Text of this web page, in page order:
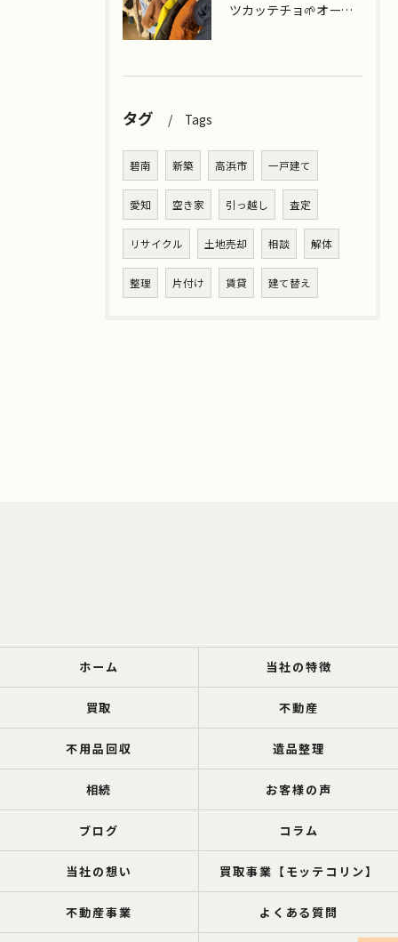
ツカッテチョ🌱オープンまであと少し💪
タグ Tags
碧南 新築 高浜市 一戸建て
愛知 空き家 引っ越し 査定
リサイクル 土地売却 相談 解体
整理 片付け 賃貸 建て替え
ホーム 当社の特徴
買取 不動産
不用品回収 遺品整理
相続 お客様の声
ブログ コラム
当社の想い 買取事業【モッテコリン】
不動産事業 よくある質問